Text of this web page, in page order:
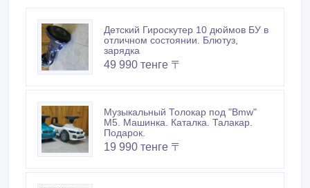
Детский Гироскутер 10 дюймов БУ в
отличном состоянии. Блютуз,
зарядка
49 990 тенге 〒
Музыкальный Толокар под "Bmw"
M5. Машинка. Каталка. Талакар.
Подарок.
19 990 тенге 〒